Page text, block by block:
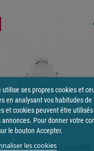
Spot 4,8W 500lm 827/830/840
utilise ses propres cookies et
en analysant vos habitudes
et cookies peuvent être utilisés
Pour donner votre
le bouton Accepter.
les cookies